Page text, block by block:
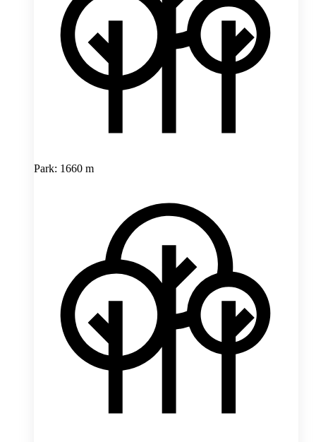
Park: 1660 m